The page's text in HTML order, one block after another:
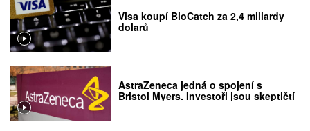
Visa koupí BioCatch za 2,4 miliardy
dolarů
AstraZeneca jedná o spojení s
Bristol Myers. Investoři jsou skeptičtí